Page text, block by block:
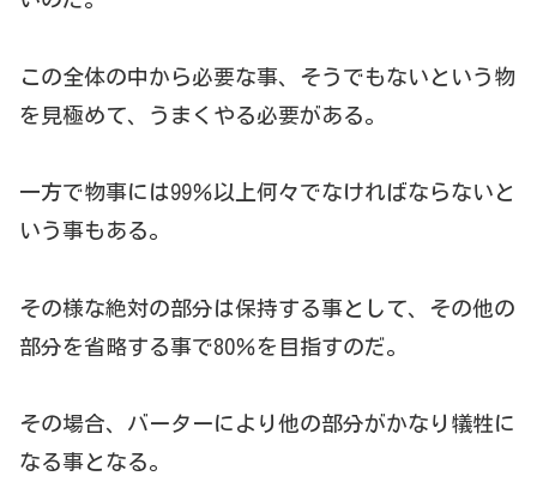
この全体の中から必要な事、そうでもないという物
を見極めて、うまくやる必要がある。
一方で物事には99％以上何々でなければならないと
いう事もある。
その様な絶対の部分は保持する事として、その他の
部分を省略する事で80％を目指すのだ。
その場合、バーターにより他の部分がかなり犠牲に
なる事となる。